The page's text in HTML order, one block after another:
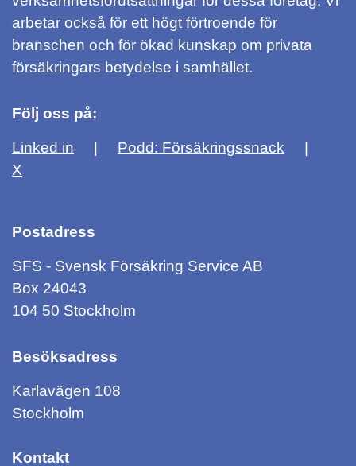
arbetar också för ett högt förtroende för
branschen och för ökad kunskap om privata
försäkringars betydelse i samhället.
Följ oss på:
Linked in
Podd: Försäkringssnack
X
Postadress
SFS - Svensk Försäkring Service AB
Box 24043
104 50 Stockholm
Besöksadress
Karlavägen 108
Stockholm
Kontakt